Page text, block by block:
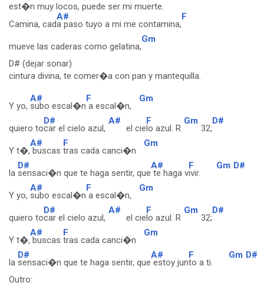
est�n muy locos, puede ser mi muerte.
Camina, cad
A#
a paso tuyo a mi me contamina,
F
mueve las caderas como gelatina,
Gm
D# (dejar sonar)
cintura divina, te comer�a con pan y mantequilla.
Y yo,
A#
subo escal�n
F
a escal�n,
Gm
quiero to
D#
car el cielo azul,
A#
el cie
F
lo azul. R
Gm
32;
D#
Y t�,
A#
buscas
F
tras cada canci�n
Gm
la
D#
sensaci�n que te haga sentir, que
A#
te haga v
F
ivir.
Gm D#
Y yo,
A#
subo escal�n
F
a escal�n,
Gm
quiero to
D#
car el cielo azul,
A#
el cie
F
lo azul. R
Gm
32;
D#
Y t�,
A#
buscas
F
tras cada canci�n
Gm
la
D#
sensaci�n que te haga sentir, que
A#
estoy jun
F
to a ti.
Gm D#
Outro: